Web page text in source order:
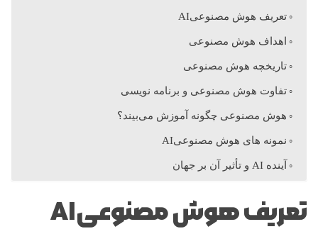
س
ت
تعریف هوش مصنوعیAI
اهداف هوش مصنوعی
تاریخچه هوش مصنوعی
تفاوت هوش مصنوعی و برنامه نویسی
هوش مصنوعی چگونه آموزش می‌بیند؟
نمونه های​ هوش مصنوعیAI
آینده AI و تأثیر آن بر جهان
تعریف هوش مصنوعیAI